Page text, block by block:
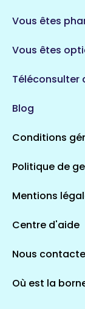
Vous êtes
Vous êtes
Téléconsulter
Blog
Conditions
Politique de
Mentions
Centre d'aide
Nous
Où est la